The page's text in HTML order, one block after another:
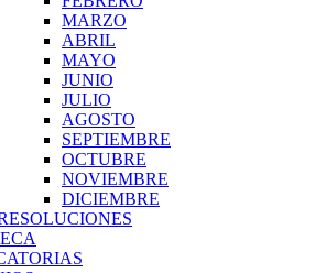
MARZO
ABRIL
MAYO
JUNIO
JULIO
AGOSTO
SEPTIEMBRE
OCTUBRE
NOVIEMBRE
DICIEMBRE